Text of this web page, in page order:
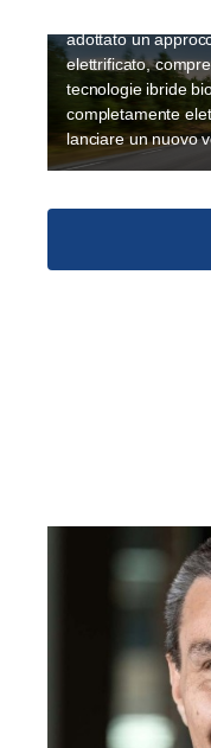
adottato un
elettrificato,
tecnologie ibride
completamente
lanciare un nuovo